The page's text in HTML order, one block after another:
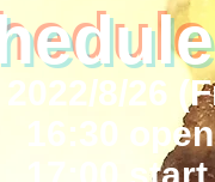
2022/8/26
16:30 open